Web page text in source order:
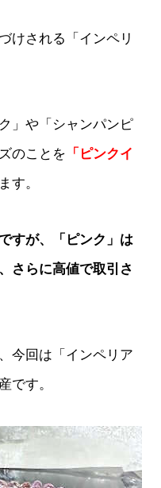
けされる「インペリ
」や「シャンパンピ
のことを 「ピンクイ
す。
すが、「ピンク」は
さらに高値で取引さ
今回は「インペリア
です。